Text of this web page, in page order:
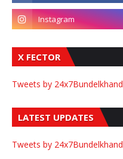
X FECTOR
Tweets by 24x7Bundelkhand
LATEST UPDATES
Tweets by 24x7Bundelkhand